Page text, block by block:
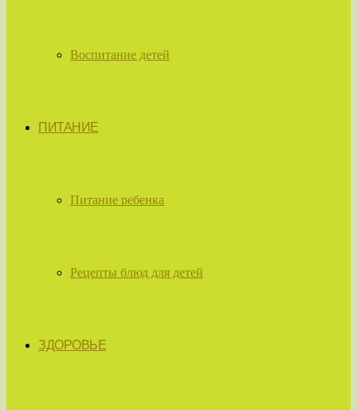
Воспитание детей
ПИТАНИЕ
Питание ребенка
Рецепты блюд для детей
ЗДОРОВЬЕ